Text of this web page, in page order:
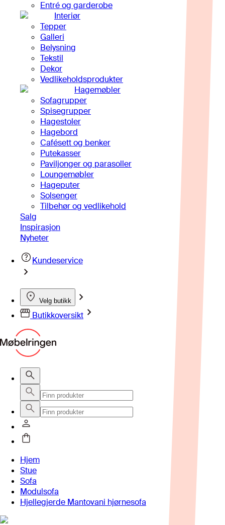
Entré og garderobe
Interiør
Tepper
Galleri
Belysning
Tekstil
Dekor
Vedlikeholdsprodukter
Hagemøbler
Sofagrupper
Spisegrupper
Hagestoler
Hagebord
Cafésett og benker
Putekasser
Paviljonger og parasoller
Loungemøbler
Hageputer
Solsenger
Tilbehør og vedlikehold
Salg
Inspirasjon
Nyheter
Kundeservice
Velg butikk
Butikkoversikt
Hjem
Stue
Sofa
Modulsofa
Hjellegjerde Mantovani hjørnesofa